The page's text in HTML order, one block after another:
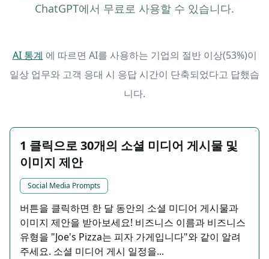
ChatGPT에서 무료로 사용할 수 있습니다.
AI 통계 에 따르면 AI를 사용하는 기업의 절반 이상(53%)이
일상 업무와 고객 응대 시 응답 시간이 단축되었다고 답했습
니다.
1 클릭으로 30개의 소셜 미디어 게시물 및
이미지 제안
Social Media Prompts
버튼을 클릭하면 한 달 동안의 소셜 미디어 게시물과
이미지 제안을 받아보세요! 비즈니스 이름과 비즈니스
유형을 "Joe's Pizza는 피자 가게입니다"와 같이 알려
주세요. 소셜 미디어 게시 일정을...